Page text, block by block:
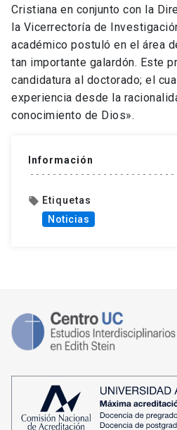
Cristiana en conjunto con la
la Vicerrectoría de
académico postuló en el área
tan importante galardón. Este
candidatura al doctorado; el
experiencia desde la
conocimiento de Dios».
Información
local_offer Etiquetas
Noticias